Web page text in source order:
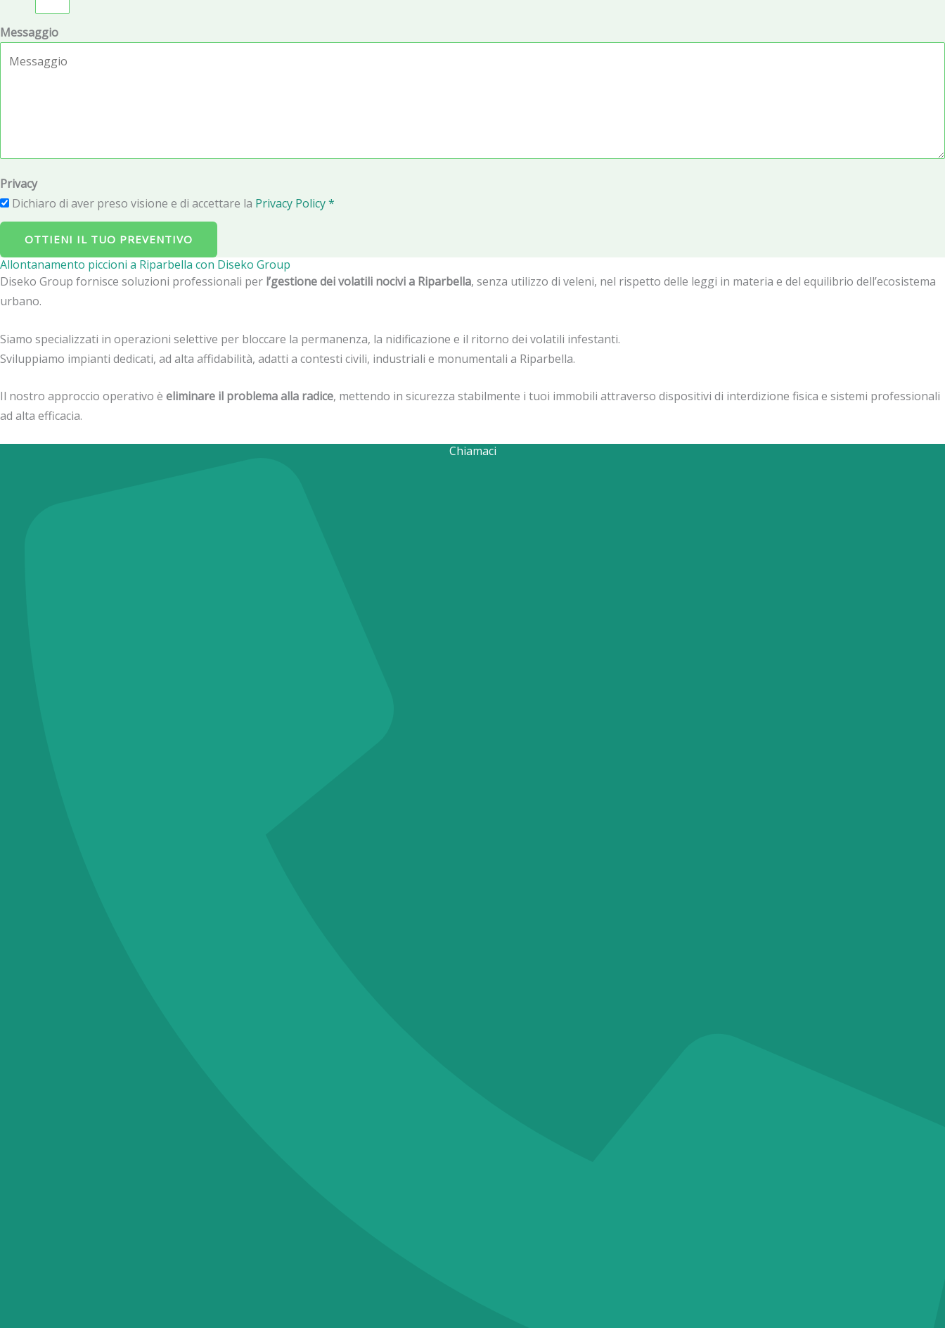
Messaggio
Privacy
Dichiaro di aver preso visione e di accettare la Privacy Policy *
OTTIENI IL TUO PREVENTIVO
Allontanamento piccioni a Riparbella con Diseko Group
Diseko Group fornisce soluzioni professionali per l’gestione dei volatili nocivi a Riparbella, senza utilizzo di veleni, nel rispetto delle leggi in materia e del equilibrio dell’ecosistema
urbano.
Siamo specializzati in operazioni selettive per bloccare la permanenza, la nidificazione e il ritorno dei volatili infestanti.
Sviluppiamo impianti dedicati, ad alta affidabilità, adatti a contesti civili, industriali e monumentali a Riparbella.
Il nostro approccio operativo è eliminare il problema alla radice, mettendo in sicurezza stabilmente i tuoi immobili attraverso dispositivi di interdizione fisica e sistemi professionali
ad alta efficacia.
Chiamaci